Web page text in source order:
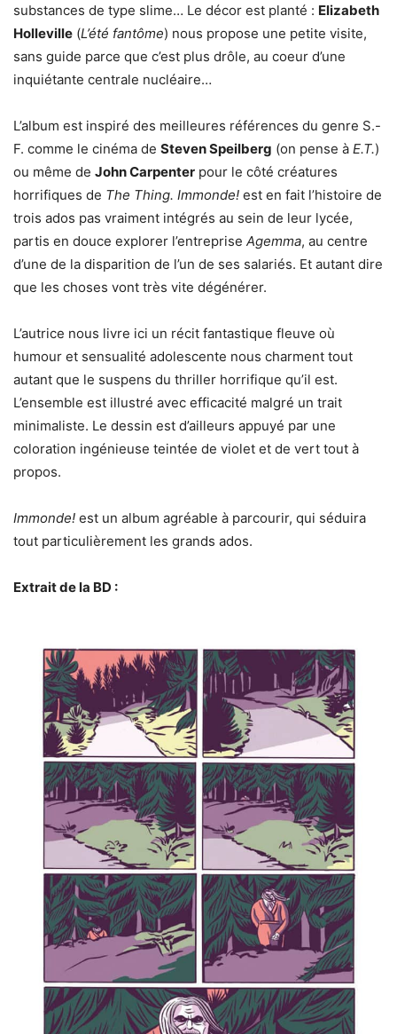
substances de type slime… Le décor est planté : Elizabeth
Holleville (L’été fantôme) nous propose une petite visite,
sans guide parce que c’est plus drôle, au coeur d’une
inquiétante centrale nucléaire…
L’album est inspiré des meilleures références du genre S.-
F. comme le cinéma de Steven Speilberg (on pense à E.T.)
ou même de John Carpenter pour le côté créatures
horrifiques de The Thing. Immonde! est en fait l’histoire de
trois ados pas vraiment intégrés au sein de leur lycée,
partis en douce explorer l’entreprise Agemma, au centre
d’une de la disparition de l’un de ses salariés. Et autant dire
que les choses vont très vite dégénérer.
L’autrice nous livre ici un récit fantastique fleuve où
humour et sensualité adolescente nous charment tout
autant que le suspens du thriller horrifique qu’il est.
L’ensemble est illustré avec efficacité malgré un trait
minimaliste. Le dessin est d’ailleurs appuyé par une
coloration ingénieuse teintée de violet et de vert tout à
propos.
Immonde! est un album agréable à parcourir, qui séduira
tout particulièrement les grands ados.
Extrait de la BD :